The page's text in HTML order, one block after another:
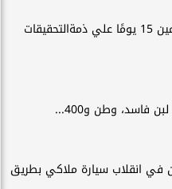
حبس 3 متهمين 15 يومًا علي ذمةالتحقيقات
في انقلاب سيارة ملاكي بطريق